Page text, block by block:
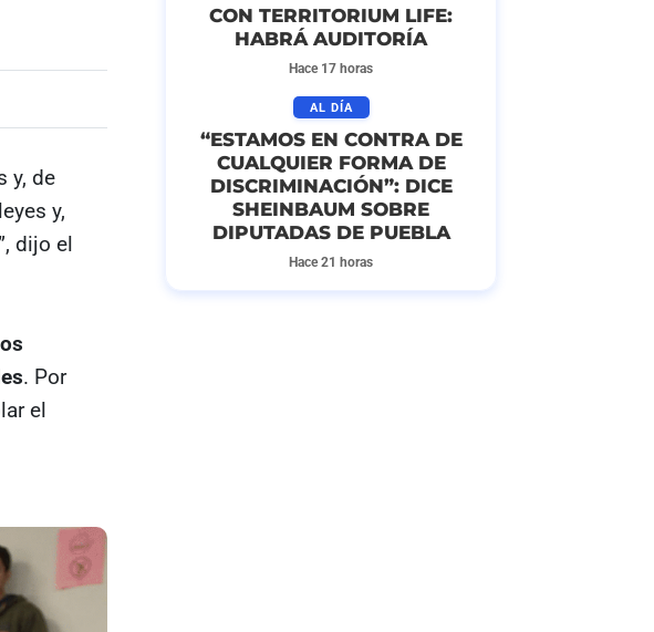
y, de
y,
dijo el
. Por
el
CON TERRITORIUM LIFE:
HABRÁ AUDITORÍA
Hace 17 horas
AL DÍA
“ESTAMOS EN CONTRA DE
CUALQUIER FORMA DE
DISCRIMINACIÓN”: DICE
SHEINBAUM SOBRE
DIPUTADAS DE PUEBLA
Hace 21 horas